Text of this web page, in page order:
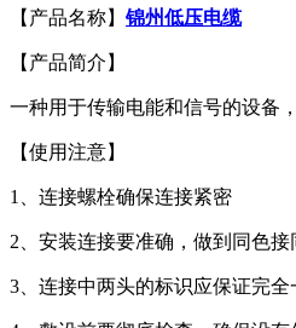
【产品名称】 锦州低压电缆
【产品简介】
一种用于传输电能和信号的设备
【使用注意】
1、连接螺栓确保连接紧密
2、安装连接要准确，做到同色
3、连接中两头的标识应保证完全